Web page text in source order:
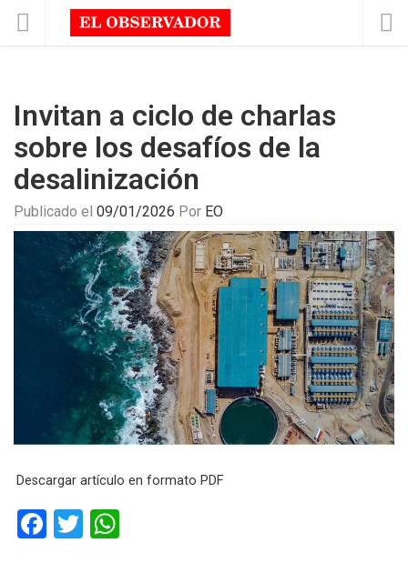
Invitan a ciclo de charlas
sobre los desafíos de la
desalinización
Publicado el 09/01/2026 Por EO
Descargar artículo en formato PDF
F
T